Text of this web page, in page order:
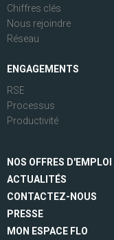
Chiffres clés
Nous rejoindre
Réseau
ENGAGEMENTS
RSE
Processus
Productivité
NOS OFFRES D'EMPLOI
ACTUALITÉS
CONTACTEZ-NOUS
PRESSE
MON ESPACE FLO